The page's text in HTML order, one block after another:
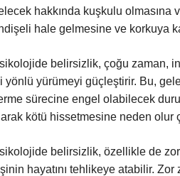
hakkında kuşkulu olmasına
hale gelmesine ve korkuya
belirsizlik, çoğu zaman,
yönlü yürümeyi güçleştirir. Bu,
sürecine engel olabilecek
kötü hissetmesine neden olur
belirsizlik, özellikle de zor
hayatını tehlikeye atabilir.